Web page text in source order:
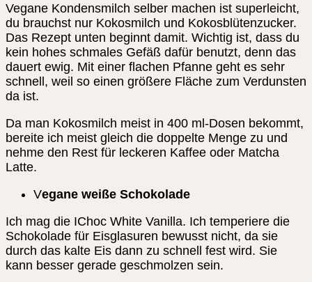
Vegane Kondensmilch selber machen ist superleicht,
du brauchst nur Kokosmilch und Kokosblütenzucker.
Das Rezept unten beginnt damit. Wichtig ist, dass du
kein hohes schmales Gefäß dafür benutzt, denn das
dauert ewig. Mit einer flachen Pfanne geht es sehr
schnell, weil so einen größere Fläche zum Verdunsten
da ist.
Da man Kokosmilch meist in 400 ml-Dosen bekommt,
bereite ich meist gleich die doppelte Menge zu und
nehme den Rest für leckeren Kaffee oder Matcha
Latte.
Vegane weiße Schokolade
Ich mag die IChoc White Vanilla. Ich temperiere die
Schokolade für Eisglasuren bewusst nicht, da sie
durch das kalte Eis dann zu schnell fest wird. Sie
kann besser gerade geschmolzen sein.